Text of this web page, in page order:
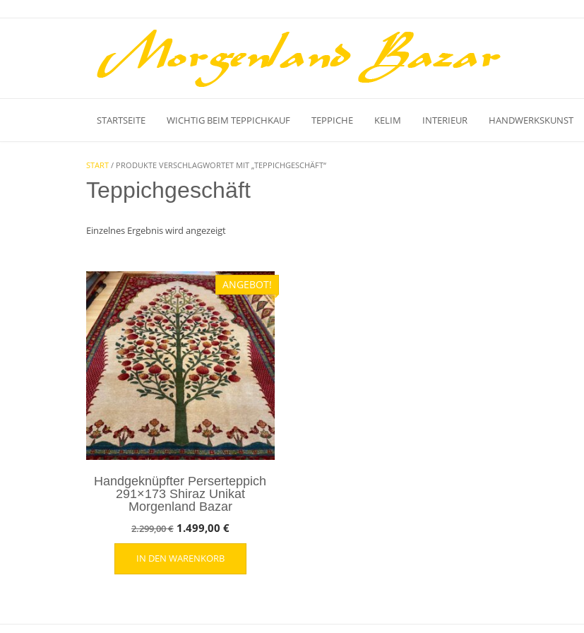
STARTSEITE WICHTIG BEIM TEPPICHKAUF TEPPICHE KELIM INTERIEUR HANDWERKSKUNST
START / PRODUKTE VERSCHLAGWORTET MIT „TEPPICHGESCHÄFT“
Teppichgeschäft
Einzelnes Ergebnis wird angezeigt
ANGEBOT!
Handgeknüpfter Perserteppich
291×173 Shiraz Unikat
Morgenland Bazar
2.299,00€ Ursprünglicher
Preis
war:
1.499,00 €Aktueller
Preis
IN DEN WARENKORB